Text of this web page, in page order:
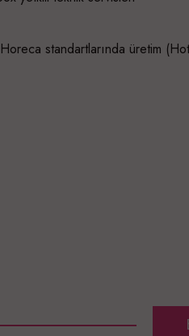
standartlarında üretim